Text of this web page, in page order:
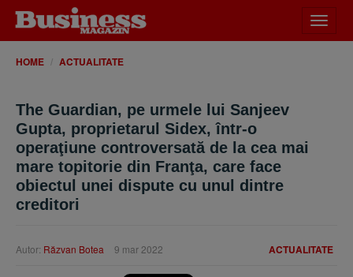
meniu
HOME ACTUALITATE
The Guardian, pe urmele lui Sanjeev
Gupta, proprietarul Sidex, într-o
operaţiune controversată de la cea mai
mare topitorie din Franţa, care face
obiectul unei dispute cu unul dintre
creditori
ACTUALITATE
Autor: Răzvan Botea 9 mar 2022